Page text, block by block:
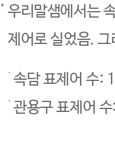
우리말샘에서는
제어로 실었음.
속담 표제어 수:
관용구 표제어